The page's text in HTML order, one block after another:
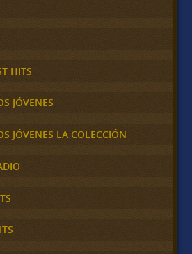
HITS
JÓVENES
JÓVENES LA COLECCIÓN